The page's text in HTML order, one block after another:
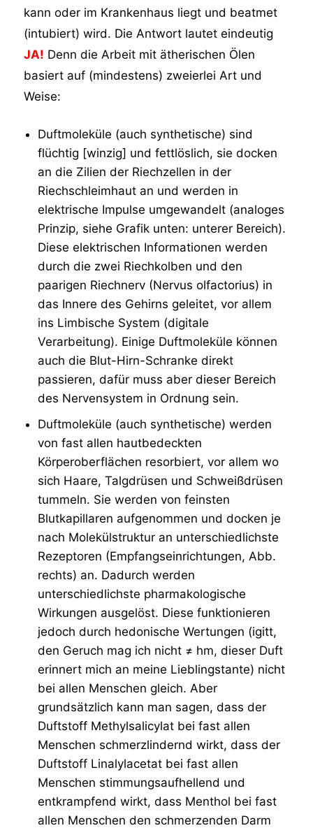
kann oder im Krankenhaus liegt und beatmet
(intubiert) wird. Die Antwort lautet eindeutig
JA! Denn die Arbeit mit ätherischen Ölen
basiert auf (mindestens) zweierlei Art und
Weise:
Duftmoleküle (auch synthetische) sind
flüchtig [winzig] und fettlöslich, sie docken
an die Zilien der Riechzellen in der
Riechschleimhaut an und werden in
elektrische Impulse umgewandelt (analoges
Prinzip, siehe Grafik unten: unterer Bereich).
Diese elektrischen Informationen werden
durch die zwei Riechkolben und den
paarigen Riechnerv (Nervus olfactorius) in
das Innere des Gehirns geleitet, vor allem
ins Limbische System (digitale
Verarbeitung). Einige Duftmoleküle können
auch die Blut-Hirn-Schranke direkt
passieren, dafür muss aber dieser Bereich
des Nervensystem in Ordnung sein.
Duftmoleküle (auch synthetische) werden
von fast allen hautbedeckten
Körperoberflächen resorbiert, vor allem wo
sich Haare, Talgdrüsen und Schweißdrüsen
tummeln. Sie werden von feinsten
Blutkapillaren aufgenommen und docken je
nach Molekülstruktur an unterschiedlichste
Rezeptoren (Empfangseinrichtungen, Abb.
rechts) an. Dadurch werden
unterschiedlichste pharmakologische
Wirkungen ausgelöst. Diese funktionieren
jedoch durch hedonische Wertungen (igitt,
den Geruch mag ich nicht ≠ hm, dieser Duft
erinnert mich an meine Lieblingstante) nicht
bei allen Menschen gleich. Aber
grundsätzlich kann man sagen, dass der
Duftstoff Methylsalicylat bei fast allen
Menschen schmerzlindernd wirkt, dass der
Duftstoff Linalylacetat bei fast allen
Menschen stimmungsaufhellend und
entkrampfend wirkt, dass Menthol bei fast
allen Menschen den schmerzenden Darm